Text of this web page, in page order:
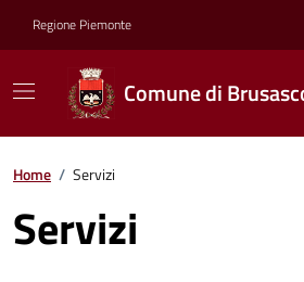
Regione Piemonte
Comune di
Home / Servizi
Servizi